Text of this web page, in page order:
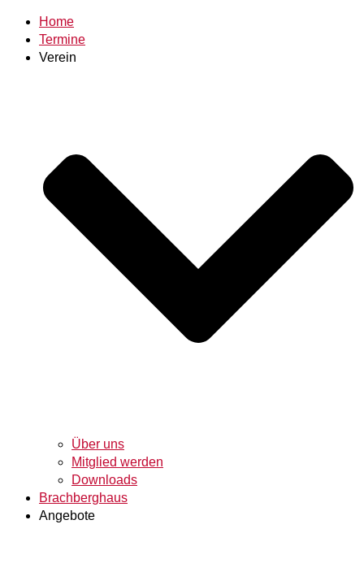
Home
Termine
Verein
Über uns
Mitglied werden
Downloads
Brachberghaus
Angebote